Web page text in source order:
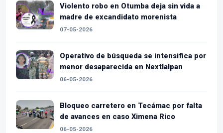
Violento robo en Otumba deja sin vida a
madre de excandidato morenista
07-05-2026
Operativo de búsqueda se intensifica por
menor desaparecida en Nextlalpan
06-05-2026
Bloqueo carretero en Tecámac por falta
de avances en caso Ximena Rico
06-05-2026